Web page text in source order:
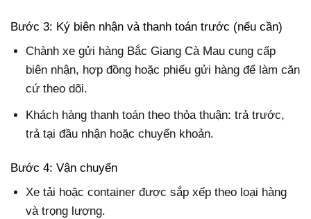
Bước 3: Ký biên nhận và thanh toán trước (nếu cần)
Chành xe gửi hàng Bắc Giang Cà Mau cung cấp
biên nhận, hợp đồng hoặc phiếu gửi hàng để làm căn
cứ theo dõi.
Khách hàng thanh toán theo thỏa thuận: trả trước,
trả tại đầu nhận hoặc chuyển khoản.
Bước 4: Vận chuyển
Xe tải hoặc container được sắp xếp theo loại hàng
và trọng lượng.